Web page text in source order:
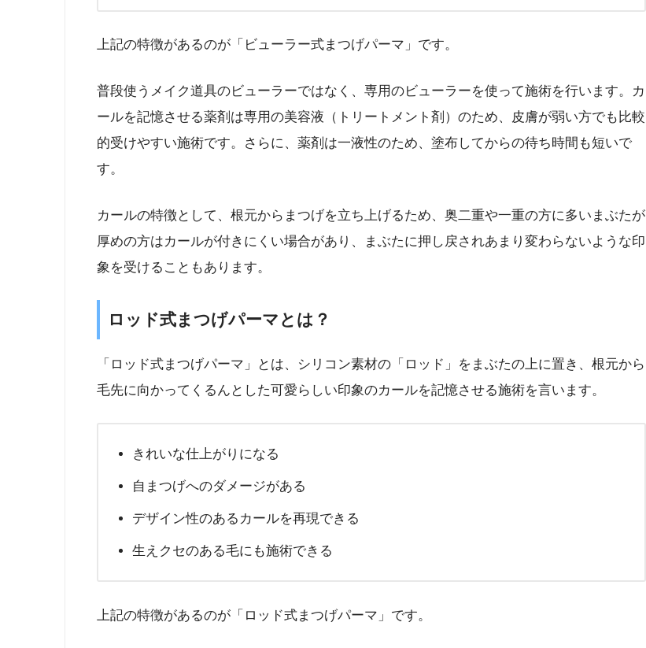
上記の特徴があるのが「ビューラー式まつげパーマ」です。
普段使うメイク道具のビューラーではなく、専用のビューラーを使って施術を行います。カ
ールを記憶させる薬剤は専用の美容液（トリートメント剤）のため、皮膚が弱い方でも比較
的受けやすい施術です。さらに、薬剤は一液性のため、塗布してからの待ち時間も短いで
す。
カールの特徴として、根元からまつげを立ち上げるため、奥二重や一重の方に多いまぶたが
厚めの方はカールが付きにくい場合があり、まぶたに押し戻されあまり変わらないような印
象を受けることもあります。
ロッド式まつげパーマとは？
「ロッド式まつげパーマ」とは、シリコン素材の「ロッド」をまぶたの上に置き、根元から
毛先に向かってくるんとした可愛らしい印象のカールを記憶させる施術を言います。
きれいな仕上がりになる
自まつげへのダメージがある
デザイン性のあるカールを再現できる
生えクセのある毛にも施術できる
上記の特徴があるのが「ロッド式まつげパーマ」です。